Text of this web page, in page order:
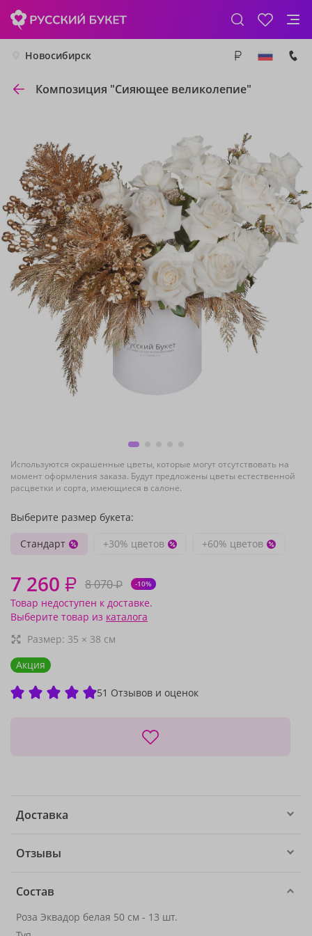
Новосибирск
Композиция "Сияющее великолепие"
Используются окрашенные цветы, которые могут отсутствовать на
момент оформления заказа. Будут предложены цветы естественной
расцветки и сорта, имеющиеся в салоне.
Выберите размер букета:
Стандарт
+30% цветов +60% цветов
7 260 ₽ 8 070₽ -10%
Товар недоступен к доставке.
Выберите товар из каталога
Размер: 35 × 38 см
Акция
51 Отзывов и оценок
Доставка
Отзывы
Состав
Роза Эквадор белая 50 см - 13 шт.